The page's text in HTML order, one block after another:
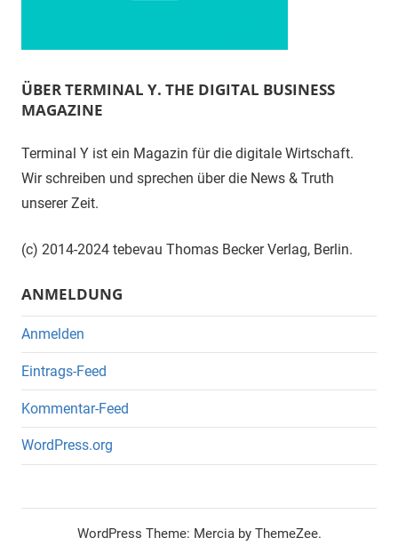
ÜBER TERMINAL Y. THE DIGITAL BUSINESS
MAGAZINE
Terminal Y ist ein Magazin für die digitale Wirtschaft.
Wir schreiben und sprechen über die News & Truth
unserer Zeit.
(c) 2014-2024 tebevau Thomas Becker Verlag, Berlin.
ANMELDUNG
Anmelden
Eintrags-Feed
Kommentar-Feed
WordPress.org
WordPress Theme: Mercia by ThemeZee.